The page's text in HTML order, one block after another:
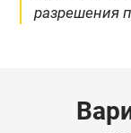
разрешения